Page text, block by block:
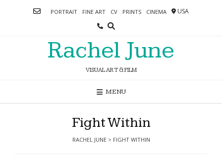
PORTRAIT FINE ART CV PRINTS CINEMA USA
Rachel June
VISUAL ART & FILM
MENU
Fight Within
RACHEL JUNE> FIGHT WITHIN